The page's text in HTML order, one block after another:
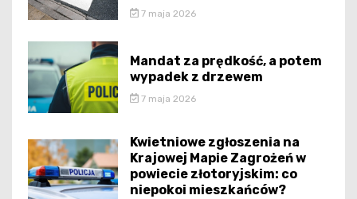
7 maja 2026
Mandat za prędkość, a potem
wypadek z drzewem
7 maja 2026
Kwietniowe zgłoszenia na
Krajowej Mapie Zagrożeń w
powiecie złotoryjskim: co
niepokoi mieszkańców?